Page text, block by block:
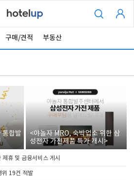
구매/견적 부동산
통합발
<야놀자 MRO, 숙박업소 위한 삼
성전자 가전제품 특가 개시>
휴 및 금융서비스 게시
위 19건 적발